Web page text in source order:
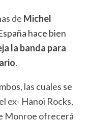
de Michel
hace bien
la banda para
.
las cuales se
ex- Hanoi Rocks,
Monroe ofrecerá